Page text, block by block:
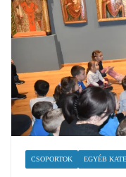
CSOPORTOK EGYÉB